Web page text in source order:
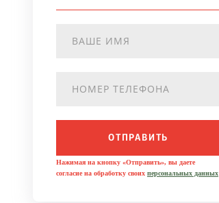
ОТПРАВИТЬ
Нажимая на кнопку «Отправить», вы даете
согласие на обработку своих персональных данных